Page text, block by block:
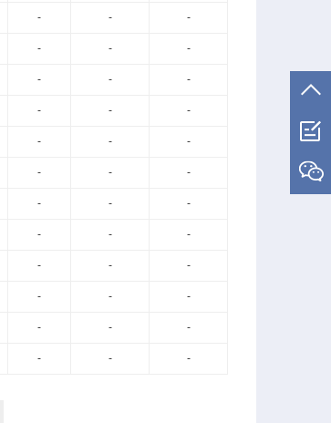
- - -
- - -
- - -
- - -
- - -
- - -
- - -
- - -
- - -
- - -
- - -
- - -